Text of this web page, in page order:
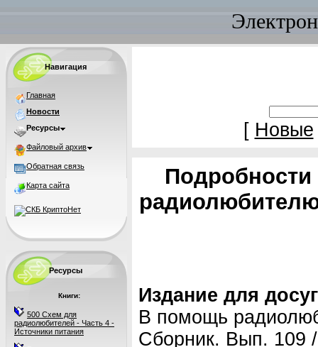
Навигация
Главная
Новости
Ресурсы
Файловый архив
Обратная связь
Карта сайта
Ресурсы
Книги:
500 Схем для
радиолюбителей - Часть 4 -
Источники питания
[ Новые
Издание для
В помощь
Сборник. Вып. 109